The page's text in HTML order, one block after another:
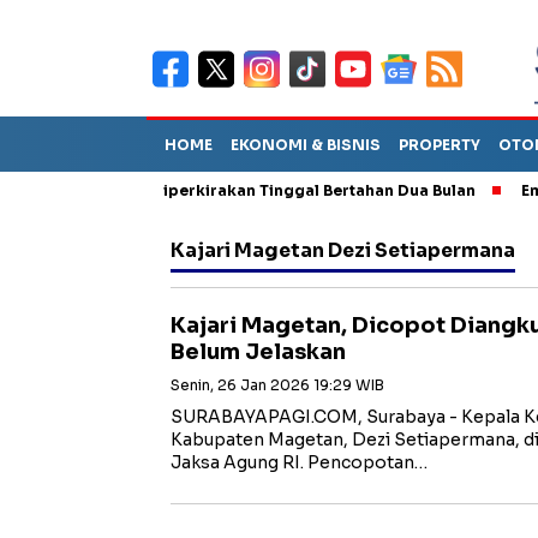
HOME EKONOMI & BISNIS PROPERTY
Sebut TPA Diperkirakan Tinggal Bertahan Dua Bulan Empat
Kajari Magetan Dezi Setiapermana
Kajari Magetan, Dicopot
Belum Jelaskan
Senin, 26 Jan 2026 19:29 WIB
SURABAYAPAGI.COM, Surabaya - Kepala
Kabupaten Magetan, Dezi Setiapermana,
Jaksa Agung RI. Pencopotan…